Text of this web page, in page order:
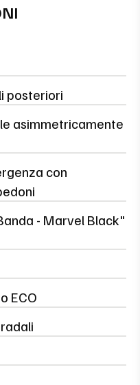
posteriori
asimmetricamente
con
- Marvel Black"
ECO